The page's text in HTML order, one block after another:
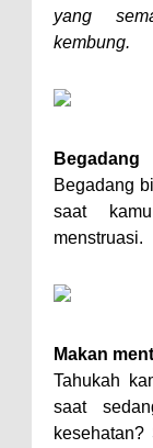
yang
kembung.
Begadang
Begadang
saat
menstruasi.
Makan
Tahukah
saat